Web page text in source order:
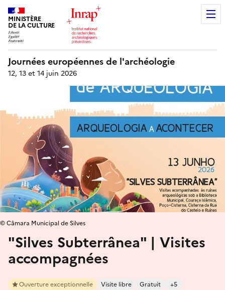
MINISTÈRE
DE LA CULTURE
Journées européennes de l'archéologie
12, 13 et 14 juin 2026
"Silves Subterrânea" | Visites
accompagnées
Ouverture exceptionnelle Visite libre Gratuit +5
© Câmara Municipal de Silves